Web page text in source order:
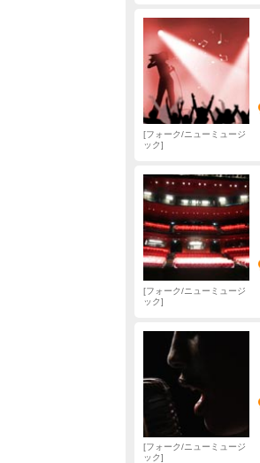
フォーク/ニューミュージ
ック
フォーク/ニューミュージ
ック
フォーク/ニューミュージ
ック